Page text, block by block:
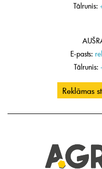
Tālrunis:
E-pasts:
Tālrunis:
Reklāmas